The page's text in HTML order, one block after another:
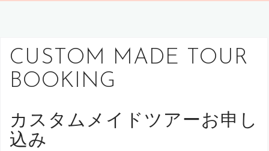
CUSTOM MADE TOUR
BOOKING
カスタムメイドツアーお申し
込み